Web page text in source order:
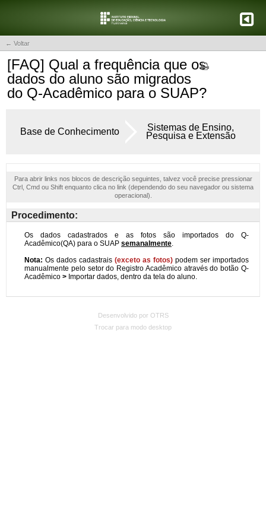
← Voltar
[FAQ] Qual a frequência que os
dados do aluno são migrados
do Q-Acadêmico para o SUAP?
Base de Conhecimento
Sistemas de Ensino,
Pesquisa e Extensão
Para abrir links nos blocos de descrição seguintes, talvez você precise pressionar
Ctrl, Cmd ou Shift enquanto clica no link (dependendo do seu navegador ou sistema
operacional).
Procedimento:
Desenvolvido por OTRS
Trocar para modo desktop